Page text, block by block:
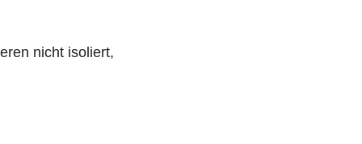
nicht isoliert,